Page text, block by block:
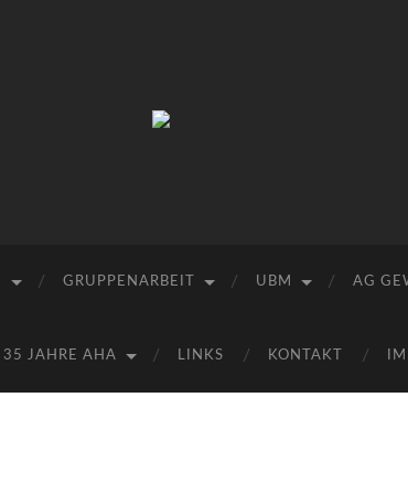
e.V.
GRUPPENARBEIT UBM AG
35 JAHRE AHA LINKS KONTAKT